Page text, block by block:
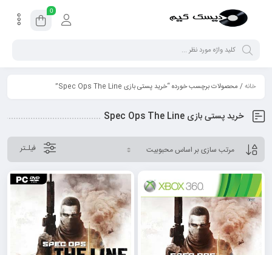
0
خانه/ محصولات برچسب خورده “خرید پستی بازی Spec Ops The Line”
خرید پستی بازی Spec Ops The Line
فیلـتر